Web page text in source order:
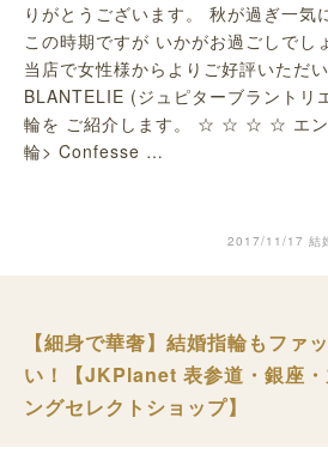
りがとうございます。 秋が過ぎ一気
この時期ですが いかがお過ごしでし
当店で女性様からよりご好評いただ
BLANTELIE (ジュピターブラントリ
輪を ご紹介します。 ☆ ☆ ☆ ☆ エン
輪> Confesse …
2017/11/17 結
【細身で華奢】結婚指輪もファ
い！【JKPlanet 表参道・銀座・
ングセレクトショップ】